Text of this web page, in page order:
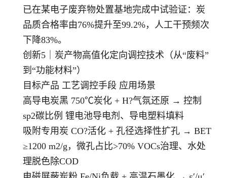
已在某电子废弃物处置基地完成中试验证：炭
品质合格率由76%提升至99.2%，人工干预频次
下降83%。
创新5｜炭产物高值化定向调控技术（从“废料”
到“功能材料”）
目标产品 工艺调控手段 应用场景
高导电炭黑 750℃炭化 + H?气氛还原 → 控制
sp2碳比例 锂电池导电剂、导电塑料填料
吸附专用炭 CO?活化 + 孔径选择性扩孔 → BET
≥1200 m2/g，微孔占比>70% VOCs治理、水处
理脱色除COD